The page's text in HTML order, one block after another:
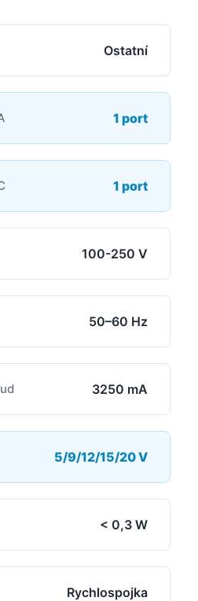
Ostatní
1 port
1 port
100-250 V
50–60 Hz
3250 mA
5/9/12/15/20 V
< 0,3 W
Rychlospojka